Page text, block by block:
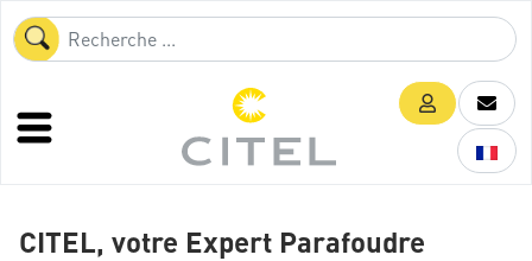
CITEL, votre Expert Parafoudre